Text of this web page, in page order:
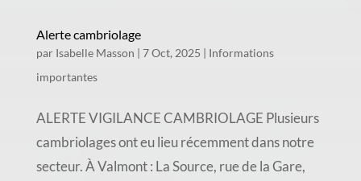
Alerte cambriolage
par Isabelle Masson | 7 Oct, 2025 | Informations
importantes
ALERTE VIGILANCE CAMBRIOLAGE Plusieurs
cambriolages ont eu lieu récemment dans notre
secteur. À Valmont : La Source, rue de la Gare,